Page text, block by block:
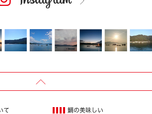
て
鯛の美味しい